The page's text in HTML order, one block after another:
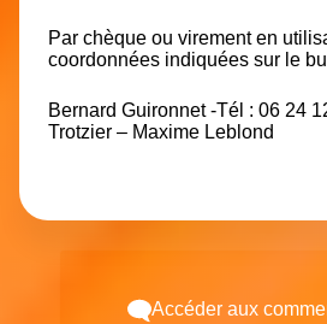
Par chèque ou virement en
coordonnées indiquées sur le
Bernard Guironnet-Tél : 06 24
Trotzier – Maxime Leblond
Accéder aux